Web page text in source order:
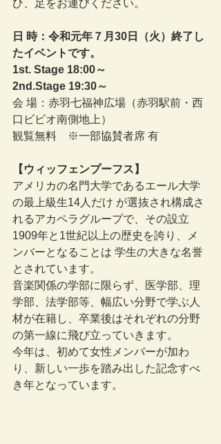
ひ、足をお運びください。
日 時：令和元年７月30日（火）終了し
たイベントです。
1st. Stage 18:00～
2nd.Stage 19:30～
会 場：赤羽七福神広場（赤羽駅前・西
口ビビオ南側地上）
観覧無料　※一部協賛者席 有
【ウィッフェンプーフス】
アメリカの名門大学であるエール大学
の最上級生14人だけ が選抜され構成さ
れるアカペラグループで、その設立
1909年と1世紀以上の歴史を誇り、メ
ンバーとなることは 学生の大きな名誉
とされています。
音楽関係の学部に限らず、医学部、理
学部、法学部等、幅広い分野で学ぶ人
材が在籍し、卒業後はそれぞれの分野
の第一線に飛び立っていきます。
今年は、初めて女性メンバーが加わ
り、新しい一歩を踏み出した記念すべ
き年となっています。